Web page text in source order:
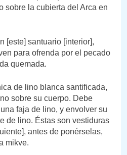
sobre la cubierta del Arca en
[este] santuario [interior],
para ofrenda por el pecado
quemada.
de lino blanca santificada,
sobre su cuerpo. Debe
faja de lino, y envolver su
de lino. Éstas son vestiduras
antes de ponérselas,
mikve.